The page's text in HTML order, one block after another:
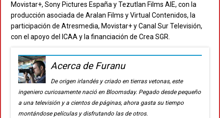
Movistar+, Sony Pictures España y Tezutlan Films AIE, con la
producción asociada de Aralan Films y Virtual Contenidos, la
participación de Atresmedia, Movistar+ y Canal Sur Televisión,
con el apoyo del ICAA y la financiación de Crea SGR.
Acerca de Furanu
De origen irlandés y criado en tierras vetonas, este
ingeniero curiosamente nació en Bloomsday. Pegado desde pequeño
a una televisión y a cientos de páginas, ahora gasta su tiempo
montándose películas y disfrutando las de otros.